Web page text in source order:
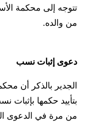
تتوجه إلى محكمة
من والده.
دعوى إثبات نسب
الجدير بالذكر أن
بتأييد حكمها بإثبات
من مرة في الدعوى